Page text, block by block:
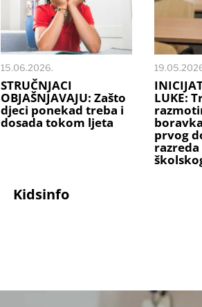
15.06.2026.
STRUČNJACI
OBJAŠNJAVAJU: Zašto
djeci ponekad treba i
dosada tokom ljeta
LUKE:
prvog
Kidsinfo